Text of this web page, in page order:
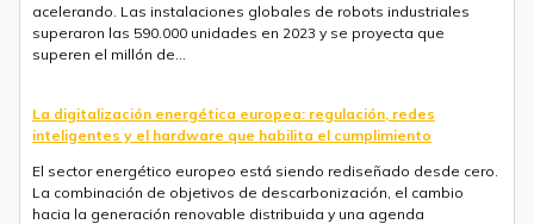
La combinación de objetivos de descarbonización, el cambio
hacia la generación renovable distribuida y una agenda
regulatoria en acelera...
Tendencias en automatización industrial para 2026 y más allá
Tres fuerzas convergen ahora mismo: la IA está pasando de la
nube al suelo de fábrica más rápido de lo que la mayoría de hojas
de ruta anticipaban, la regulación europea está haciendo
obligatorios la ...